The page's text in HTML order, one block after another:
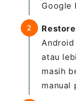
Google
Android
atau
masih
manual